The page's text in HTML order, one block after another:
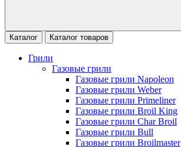
Каталог Каталог товаров
Грили
Газовые грили
Газовые грили Napoleon
Газовые грили Weber
Газовые грили Primeliner
Газовые грили Broil King
Газовые грили Char Broil
Газовые грили Bull
Газовые грили Broilmaster